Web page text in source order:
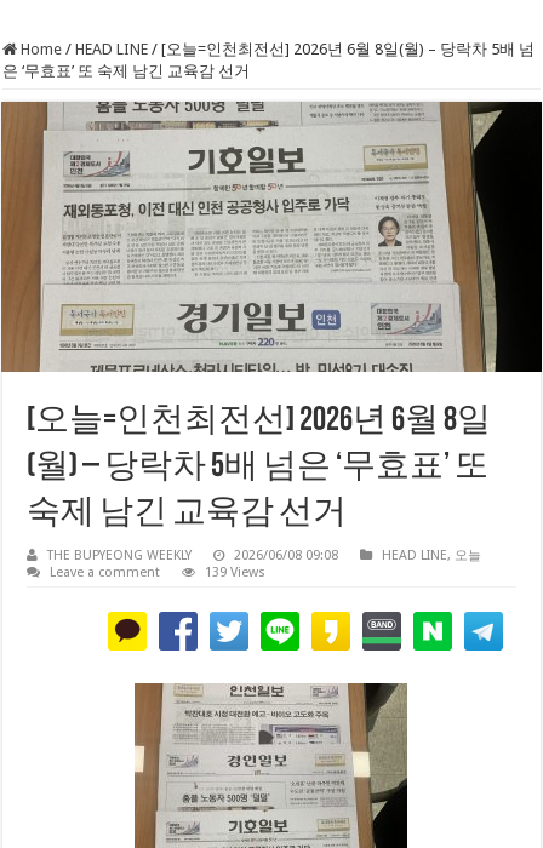
Home / HEAD LINE / [오늘=인천최전선] 2026년 6월 8일(월) – 당락차 5배 넘
은 ‘무효표’ 또 숙제 남긴 교육감 선거
[오늘=인천최전선] 2026년 6월 8일
(월) – 당락차 5배 넘은 ‘무효표’ 또
숙제 남긴 교육감 선거
THE BUPYEONG WEEKLY 2026/06/08 09:08 HEAD LINE, 오늘
Leave a comment
139 Views